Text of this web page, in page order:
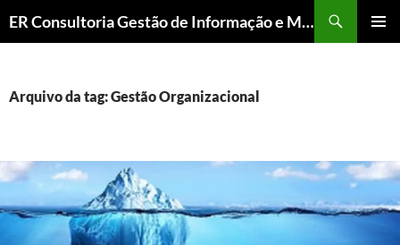
ER Consultoria Gestão de Informação e Memória Institucional
CONTEÚDO
Arquivo da tag: Gestão Organizacional